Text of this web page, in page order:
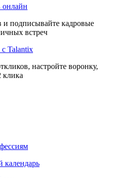
онлайн
и подписывайте кадровые
встреч
с Talantix
настройте воронку,
клика
календарь